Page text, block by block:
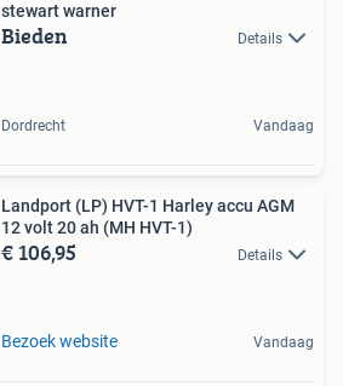
stewart warner
Bieden Details
Dordrecht Vandaag
Landport (LP) HVT-1 Harley accu AGM
12 volt 20 ah (MH HVT-1)
€ 106,95 Details
Bezoek website Vandaag